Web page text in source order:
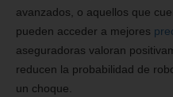
avanzados, o aquellos que
pueden acceder a mejores
aseguradoras valoran
reducen la probabilidad de
un choque.